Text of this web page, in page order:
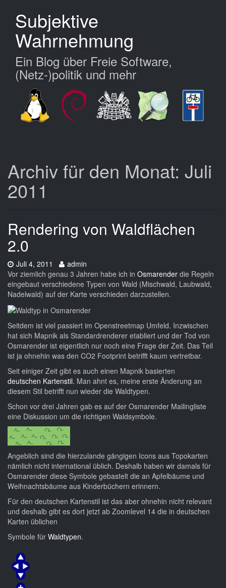
Hauptinhalt
springen
Subjektive
Wahrnehmung
Ein Blog über Freie Software,
(Netz-)politik und mehr
Archiv für den Monat: Juli
2011
Rendering von Waldflächen
2.0
Datum:
Juli 4, 2011 Autor:
admin
Vor ziemlich genau 3 Jahren habe ich in Osmarender die Regeln
eingebaut verschiedene Typen von Wald (Mischwald, Laubwald,
Nadelwald) auf der Karte verschieden darzustellen.
Seitdem ist viel passiert im Openstreetmap Umfeld. Inzwischen
hat sich Mapnik als Standardrenderer etabliert und der Tod von
Osmarender ist eigentlich nur noch eine Frage der Zeit. Das Teil
ist ja ohnehin was den CO2 Footprint betrifft kaum vertretbar.
Seit einiger Zeit gibt es auch einen Mapnik basierten
deutschen Kartenstil. Man ahnt es, meine erste Änderung an
diesem Stil betrifft nun wieder die Waldtypen.
Schon vor drei Jahren gab es auf der Osmarender Mailingliste
eine Diskussion um die richtigen Waldsymbole.
Angeblich sind die hierzulande gängigen Icons aus Topokarten
nämlich nicht international üblich. Deshalb haben wir damals für
Osmarender diese Symbole gebastelt die an Apfelbäume und
Weihnachtsbäume aus Kinderbüchern erinnern.
Für den deutschen Kartenstil ist das aber ohnehin nicht relevant
und deshalb gibt es dort jetzt ab Zoomlevel 14 die in deutschen
Karten üblichen
Symbole für Waldtypen.